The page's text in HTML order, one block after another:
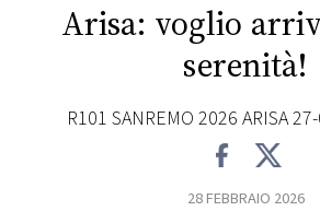
FOTO
Arisa: voglio
serenità!
R101 SANREMO 2026 ARISA
28 FEBBRAIO 2026